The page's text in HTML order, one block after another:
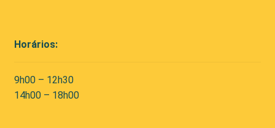
Horários:
9h00 – 12h30
14h00 – 18h00